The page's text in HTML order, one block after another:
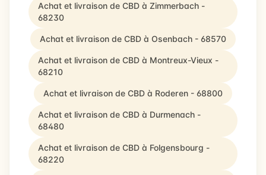
Achat et livraison de CBD à Zimmerbach -
68230
Achat et livraison de CBD à Osenbach - 68570
Achat et livraison de CBD à Montreux-Vieux -
68210
Achat et livraison de CBD à Roderen - 68800
Achat et livraison de CBD à Durmenach -
68480
Achat et livraison de CBD à Folgensbourg -
68220